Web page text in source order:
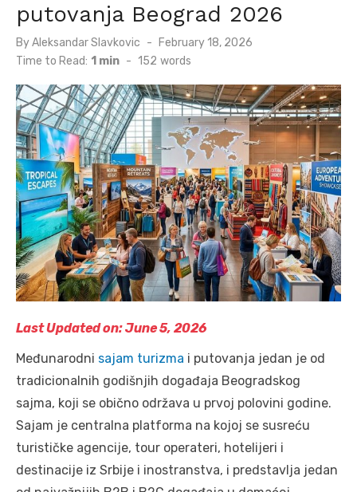
putovanja Beograd 2026
ByAleksandar Slavkovic
Posted
on
February 18, 2026
Time to Read: 1 min - 152 words
Last Updated on: June 5, 2026
Međunarodni sajam turizma i putovanja jedan je od
tradicionalnih godišnjih događaja Beogradskog
sajma, koji se obično održava u prvoj polovini godine.
Sajam je centralna platforma na kojoj se susreću
turističke agencije, tour operateri, hotelijeri i
destinacije iz Srbije i inostranstva, i predstavlja jedan